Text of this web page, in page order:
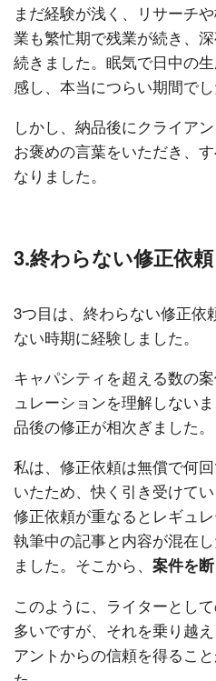
まだ経験が浅く、リサーチ
業も繁忙期で残業が続き、
続きました。眠気で日中の
感し、本当につらい期間でし
しかし、納品後にクライア
お褒めの言葉をいただき、
なりました。
3.終わらない修正依頼
3つ目は、終わらない修正依
ない時期に経験しました。
キャパシティを超える数の
ュレーションを理解しない
品後の修正が相次ぎました。
私は、修正依頼は無償で何
いたため、快く引き受けて
修正依頼が重なるとレギュレ
執筆中の記事と内容が混在
ました。そこから、 案件を
このように、ライターとし
多いですが、それを乗り越
アントからの信頼を得るこ